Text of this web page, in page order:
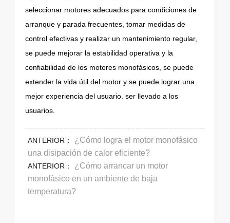
seleccionar motores adecuados para condiciones de
arranque y parada frecuentes, tomar medidas de
control efectivas y realizar un mantenimiento regular,
se puede mejorar la estabilidad operativa y la
confiabilidad de los motores monofásicos, se puede
extender la vida útil del motor y se puede lograr una
mejor experiencia del usuario. ser llevado a los
usuarios.
ANTERIOR：
¿Cómo logra el motor monofásico
una disipación de calor eficiente?
ANTERIOR：
¿Cómo arrancar un motor
monofásico en un ambiente de baja
temperatura?